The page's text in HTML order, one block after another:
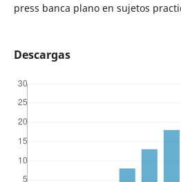
press banca plano en sujetos
Descargas